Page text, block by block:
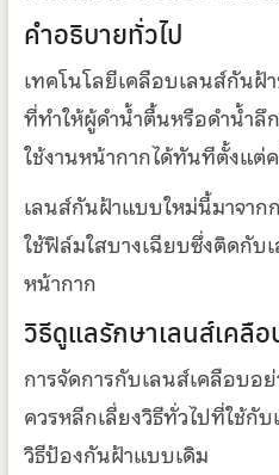
คำอธิบายทั่วไป
เทคโนโลยีเคลือบเลนส์กันฝ้
ที่ทำให้ผู้ดำน้ำตื้นหรือดำน้ำลึ
ใช้งานหน้ากากได้ทันทีตั้งแต่
เลนส์กันฝ้าแบบใหม่นี้มาจา
ใช้ฟิล์มใสบางเฉียบซึ่งติดกั
หน้ากาก
วิธีดูแลรักษาเลนส์เคลื
การจัดการกับเลนส์เคลือบอ
ควรหลีกเลี่ยงวิธีทั่วไปที่ใช้กั
วิธีป้องกันฝ้าแบบเดิม